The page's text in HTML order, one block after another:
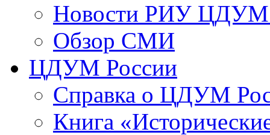
Новости РИУ ЦДУМ
Обзор СМИ
ЦДУМ России
Справка о ЦДУМ
Книга